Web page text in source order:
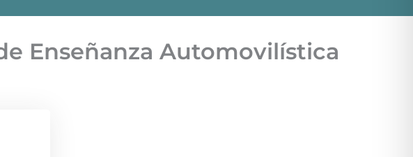
Enseñanza Automovilística